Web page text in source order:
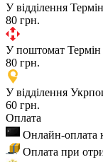
У відділення
80 грн.
У поштомат
80 грн.
У відділення
60 грн.
Оплата
Онлайн-оплата
Оплата при